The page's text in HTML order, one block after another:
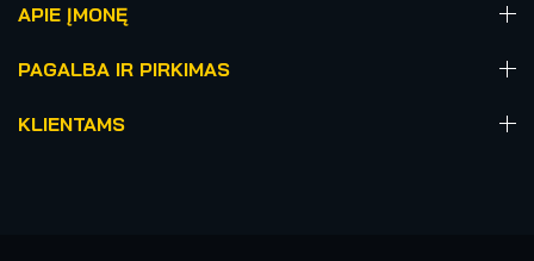
APIE ĮMONĘ
PAGALBA IR PIRKIMAS
KLIENTAMS